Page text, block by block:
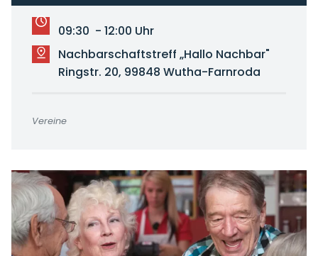
09:30 - 12:00 Uhr
Nachbarschaftstreff „Hallo Nachbar"
Ringstr. 20, 99848 Wutha-Farnroda
Vereine